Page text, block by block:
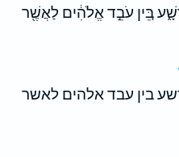
בֵּ֚ין עֹבֵ֣ד אֱלֹהִ֔ים לַאֲשֶׁ֖ר
בין עבד אלהים לאשר